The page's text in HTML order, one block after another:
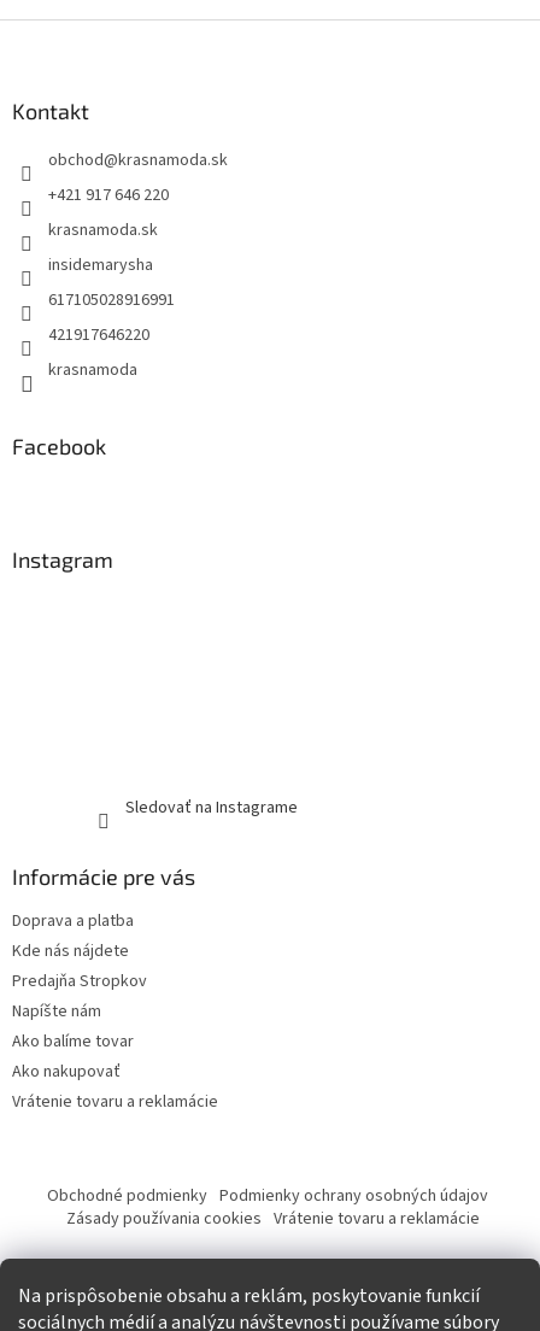
Na prispôsobenie obsahu a reklám, poskytovanie funkcií
sociálnych médií a analýzu návštevnosti používame súbory
Kontakt
obchod@krasnamoda.sk
+421 917 646 220
krasnamoda.sk
insidemarysha
617105028916991
421917646220
krasnamoda
Facebook
Instagram
Sledovať na Instagrame
Informácie pre vás
Doprava a platba
Kde nás nájdete
Predajňa Stropkov
Napíšte nám
Ako balíme tovar
Ako nakupovať
Vrátenie tovaru a reklamácie
Obchodné podmienky Podmienky ochrany osobných údajov
Zásady používania cookies Vrátenie tovaru a reklamácie
Tvorba eshopu a SEO optimalizácia